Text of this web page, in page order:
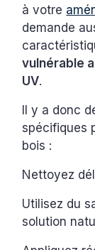
à votre
demande
vulnérable
UV.
Il y a donc
spécifiques
bois :
Nettoyez
Utilisez du
solution